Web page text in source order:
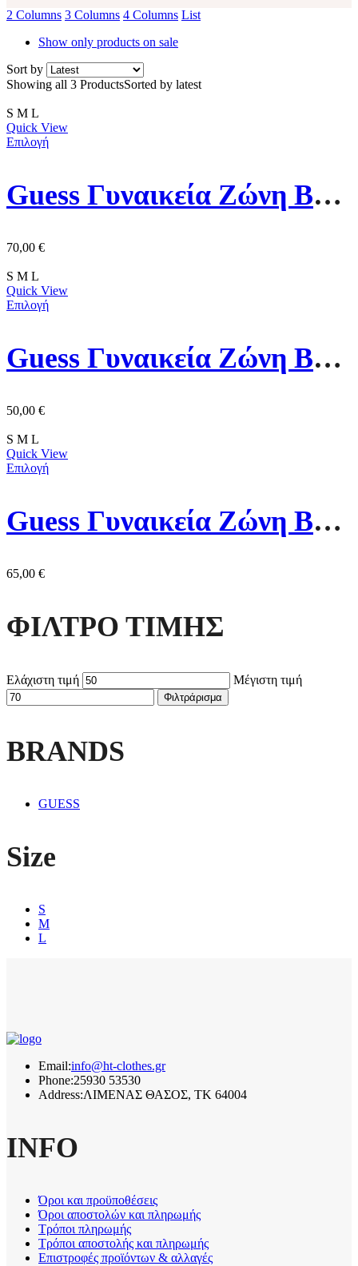
2 Columns 3 Columns 4 Columns List
Show only products on sale
Sort by
Showing all 3 ProductsSorted by latest
S M L
Quick View
Επιλογή
Guess Γυναικεία Ζώνη BW9142P4330-CLO Μαύρη
70,00 €
S M L
Quick View
Επιλογή
Guess Γυναικεία Ζώνη BW9181P4425-CLO Μαύρη
50,00 €
S M L
Quick View
Επιλογή
Guess Γυναικεία Ζώνη BW9184P4435-CGI Μαύρη/Γκρι
65,00 €
ΦΙΛΤΡΟ ΤΙΜΗΣ
Ελάχιστη τιμή Μέγιστη τιμή
Φιλτράρισμα
BRANDS
GUESS
Size
S
M
L
Email:info@ht-clothes.gr
Phone:25930 53530
Address:ΛΙΜΕΝΑΣ ΘΑΣΟΣ, TK 64004
INFO
Όροι και προϋποθέσεις
Όροι αποστολών και πληρωμής
Τρόποι πληρωμής
Τρόποι αποστολής και πληρωμής
Επιστροφές προϊόντων & αλλαγές